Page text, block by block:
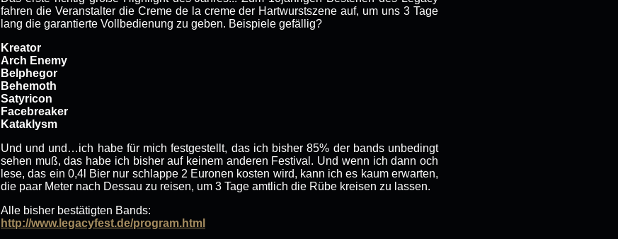
fahren die Veranstalter die Creme de la creme der Hartwurstszene auf, um uns 3 Tage
lang die garantierte Vollbedienung zu geben. Beispiele gefällig?
Kreator
Arch Enemy
Belphegor
Behemoth
Satyricon
Facebreaker
Kataklysm
Und und und…ich habe für mich festgestellt, das ich bisher 85% der bands unbedingt
sehen muß, das habe ich bisher auf keinem anderen Festival. Und wenn ich dann och
lese, das ein 0,4l Bier nur schlappe 2 Euronen kosten wird, kann ich es kaum erwarten,
die paar Meter nach Dessau zu reisen, um 3 Tage amtlich die Rübe kreisen zu lassen.
Alle bisher bestätigten Bands:
http://www.legacyfest.de/program.html